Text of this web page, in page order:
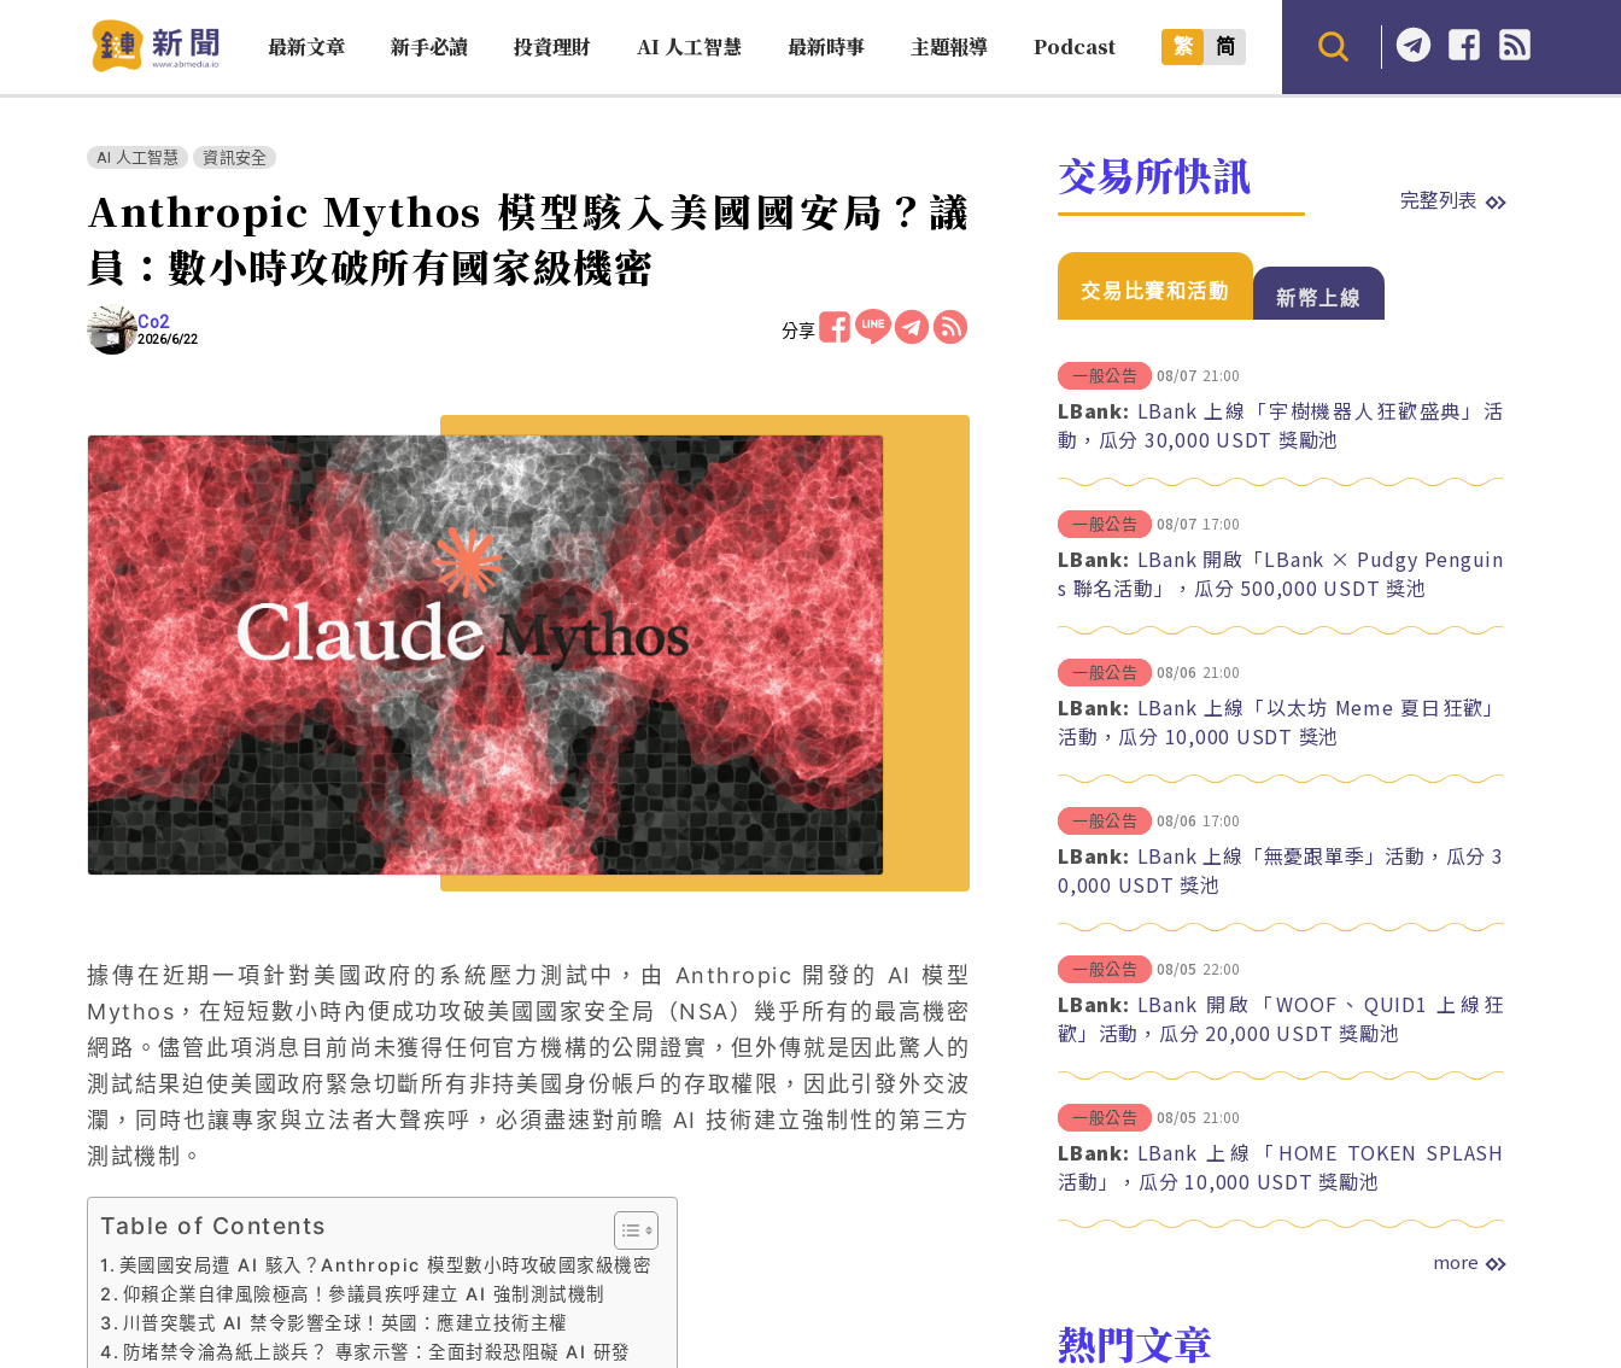
最新文章 新手必讀 投資理財 AI 人工智慧 最新時事 主題報導 Podcast 繁 简
AI 人工智慧 資訊安全
Anthropic Mythos 模型駭入美國國安局？議
員：數小時攻破所有國家級機密
Co2
2026/6/22 分享
據傳在近期一項針對美國政府的系統壓力測試中，由 Anthropic 開發的 AI 模型
Mythos，在短短數小時內便成功攻破美國國家安全局（NSA）幾乎所有的最高機密
網路。儘管此項消息目前尚未獲得任何官方機構的公開證實，但外傳就是因此驚人的
測試結果迫使美國政府緊急切斷所有非持美國身份帳戶的存取權限，因此引發外交波
瀾，同時也讓專家與立法者大聲疾呼，必須盡速對前瞻 AI 技術建立強制性的第三方
測試機制。
Table of Contents
美國國安局遭 AI 駭入？Anthropic 模型數小時攻破國家級機密
仰賴企業自律風險極高！參議員疾呼建立 AI 強制測試機制
川普突襲式 AI 禁令影響全球！英國：應建立技術主權
防堵禁令淪為紙上談兵？ 專家示警：全面封殺恐阻礙 AI 研發
交易所快訊 完整列表
交易比賽和活動 新幣上線
一般公告 08/07 21:00
LBank: LBank 上線「宇樹機器人狂歡盛典」活
動，瓜分 30,000 USDT 獎勵池
一般公告 08/07 17:00
LBank: LBank 開啟「LBank × Pudgy Penguin
s 聯名活動」，瓜分 500,000 USDT 獎池
一般公告 08/06 21:00
LBank: LBank 上線「以太坊 Meme 夏日狂歡」
活動，瓜分 10,000 USDT 獎池
一般公告 08/06 17:00
LBank: LBank 上線「無憂跟單季」活動，瓜分 3
0,000 USDT 獎池
一般公告 08/05 22:00
LBank: LBank 開啟「WOOF、QUID1 上線狂
歡」活動，瓜分 20,000 USDT 獎勵池
一般公告 08/05 21:00
LBank: LBank 上線「HOME TOKEN SPLASH
活動」，瓜分 10,000 USDT 獎勵池
more
熱門文章